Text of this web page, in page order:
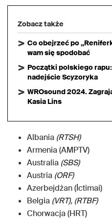
Zobacz także
Co obejrzeć po
wam się spodobać
Początki polskiego
nadejście Scyzoryka
WROsound 2024.
Kasia Lins
Albania (RTSH)
Armenia (AMPTV)
Australia (SBS)
Austria (ORF)
Azerbejdżan (İctimai)
Belgia (VRT), (RTBF)
Chorwacja (HRT)